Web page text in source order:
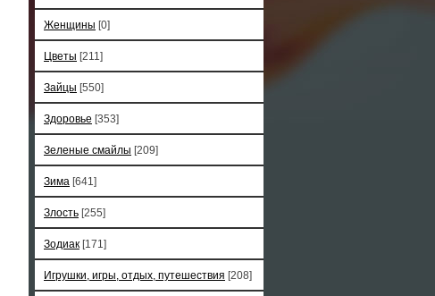
Женщины [0]
Цветы [211]
Зайцы [550]
Здоровье [353]
Зеленые смайлы [209]
Зима [641]
Злость [255]
Зодиак [171]
Игрушки, игры, отдых, путешествия [208]